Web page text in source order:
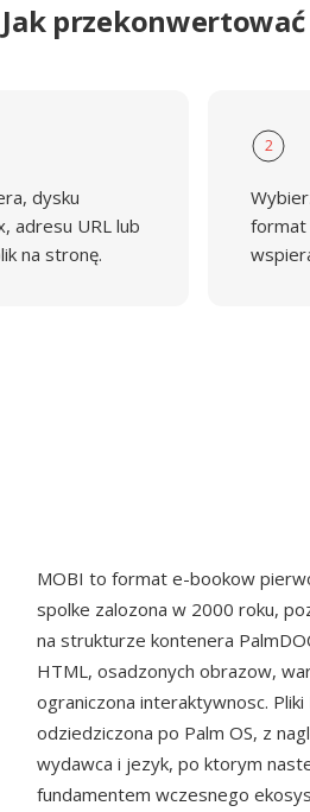
Jak
dysku
adresu URL lub
na stronę.
2
format
MOBI to format e-bookow
spolke zalozona w 2000 roku,
na strukturze kontenera
HTML, osadzonych obrazow,
ograniczona interaktywnosc.
odziedziczona po Palm OS, z
wydawca i jezyk, po ktorym
fundamentem wczesnego